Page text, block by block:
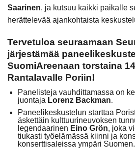
Saarinen, ja kutsuu kaikki paikalle
herättelevää ajankohtaista
Tervetuloa seuraamaan
järjestämää
SuomiAreenaan torstaina
Rantalavalle Poriin!
Panelisteja vauhdittamassa on
juontaja Lorenz Backman.
Paneelikeskustelun starttaa
äskettäin kulttuurineuvoksen
legendaarinen Eino Grön, joka
tiukasti työelämässä kiinni ja
konserttisaleissa ympäri Suomen.